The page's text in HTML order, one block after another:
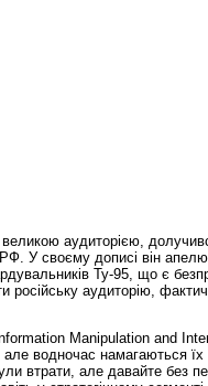
аудиторією,
У своєму дописі він
Ту-95, що є
російську аудиторію,
Manipulation and
але водночас намагаються
втрати, але давайте без